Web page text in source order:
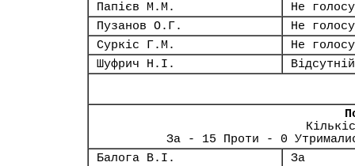
Папієв М.М.
Не
Пузанов О.Г.
Не
Суркіс Г.М.
Не
Шуфрич Н.І.
Відсутній
За - 15 Проти - 0
Балога В.І.
За